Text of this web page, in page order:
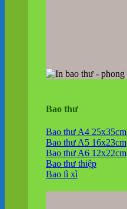
Bao thư
Bao thư A4 25x35cm
Bao thư A5 16x23cm
Bao thư A6 12x22cm
Bao thư thiệp
Bao lì xì